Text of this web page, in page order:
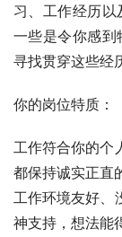
习、工作经历
一些是令你感到
寻找贯穿这些经
你的岗位特质：
工作符合你的个
都保持诚实正直
工作环境友好、
神支持，想法